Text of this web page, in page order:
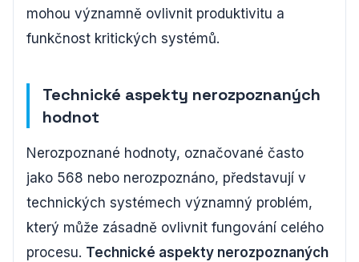
mohou významně ovlivnit produktivitu a
funkčnost kritických systémů.
Technické aspekty nerozpoznaných
hodnot
Nerozpoznané hodnoty, označované často
jako 568 nebo nerozpoznáno, představují v
technických systémech významný problém,
který může zásadně ovlivnit fungování celého
procesu. Technické aspekty nerozpoznaných